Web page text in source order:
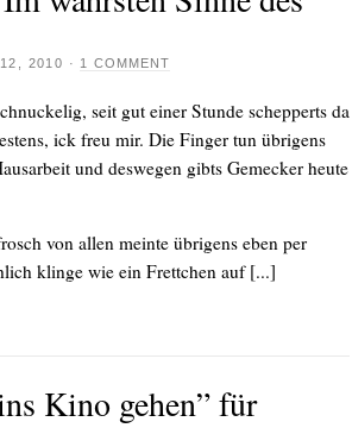
2010 · 1 COMMENT
seit gut einer Stunde schepperts da
ick freu mir. Die Finger tun übrigens
und deswegen gibts Gemecker heute
von allen meinte übrigens eben per
klinge wie ein Frettchen auf [...]
Kino gehen” für